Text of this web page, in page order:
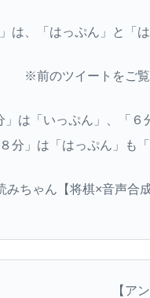
」は、「はっぷん」と「
※前のツイートをご
は「いっぷん」、「６
８分」は「はっぷん」も
ちゃん【将棋×音声合
【ア